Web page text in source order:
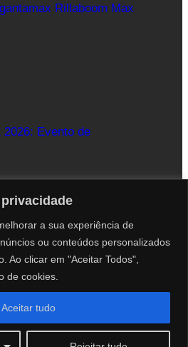
a sua experiência de
ou conteúdos personalizados
Ao clicar em "Aceitar Todos",
de cookies.
Aceitar tudo
Rillaboom Max
2026: Evento de
Coutinho
Blog